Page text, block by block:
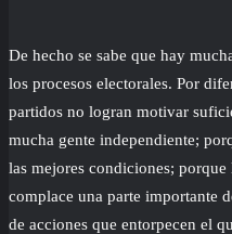
De hecho se sabe que hay
los procesos electorales. Por
partidos no logran motivar
mucha gente independiente;
las mejores condiciones;
complace una parte importante
de acciones que entorpecen el